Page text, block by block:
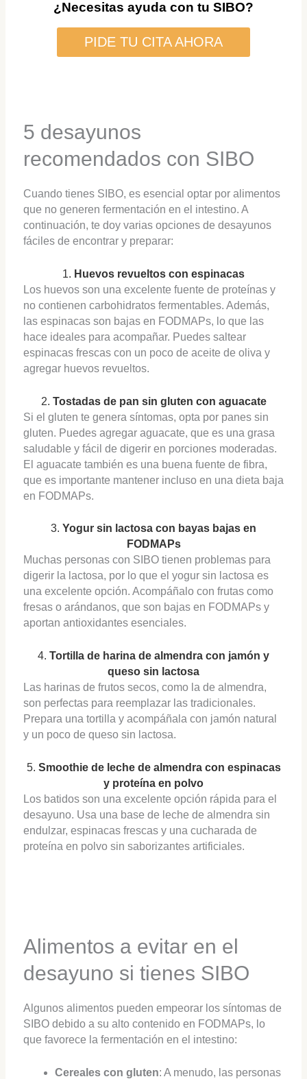
¿Necesitas ayuda con tu SIBO?
PIDE TU CITA AHORA
5 desayunos
recomendados con SIBO
Cuando tienes SIBO, es esencial optar por alimentos
que no generen fermentación en el intestino. A
continuación, te doy varias opciones de desayunos
fáciles de encontrar y preparar:
1. Huevos revueltos con espinacas
Los huevos son una excelente fuente de proteínas y
no contienen carbohidratos fermentables. Además,
las espinacas son bajas en FODMAPs, lo que las
hace ideales para acompañar. Puedes saltear
espinacas frescas con un poco de aceite de oliva y
agregar huevos revueltos.
2. Tostadas de pan sin gluten con aguacate
Si el gluten te genera síntomas, opta por panes sin
gluten. Puedes agregar aguacate, que es una grasa
saludable y fácil de digerir en porciones moderadas.
El aguacate también es una buena fuente de fibra,
que es importante mantener incluso en una dieta baja
en FODMAPs​.
3. Yogur sin lactosa con bayas bajas en
FODMAPs
Muchas personas con SIBO tienen problemas para
digerir la lactosa, por lo que el yogur sin lactosa es
una excelente opción. Acompáñalo con frutas como
fresas o arándanos, que son bajas en FODMAPs y
aportan antioxidantes esenciales.
4. Tortilla de harina de almendra con jamón y
queso sin lactosa
Las harinas de frutos secos, como la de almendra,
son perfectas para reemplazar las tradicionales.
Prepara una tortilla y acompáñala con jamón natural
y un poco de queso sin lactosa.
5. Smoothie de leche de almendra con espinacas
y proteína en polvo
Los batidos son una excelente opción rápida para el
desayuno. Usa una base de leche de almendra sin
endulzar, espinacas frescas y una cucharada de
proteína en polvo sin saborizantes artificiales.
Alimentos a evitar en el
desayuno si tienes SIBO
Algunos alimentos pueden empeorar los síntomas de
SIBO debido a su alto contenido en FODMAPs, lo
que favorece la fermentación en el intestino:
Cereales con gluten: A menudo, las personas